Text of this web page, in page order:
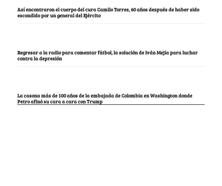
Así encontraron el cuerpo del cura Camilo Torres, 60 años después de haber sido
escondido por un general del Ejército
Regresar a la radio para comentar fútbol, la solución de Iván Mejía para luchar
contra la depresión
La casona más de 100 años de la embajada de Colombia en Washington donde
Petro afinó su cara a cara con Trump